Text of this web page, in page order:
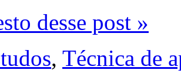
desse post »
, Técnica de